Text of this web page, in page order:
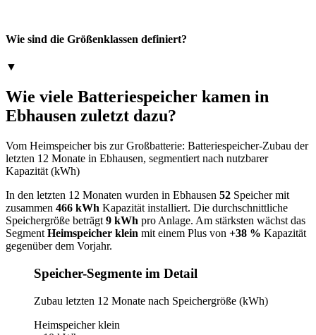
Wie sind die Größenklassen definiert?
▼
Wie viele Batteriespeicher kamen in
Ebhausen zuletzt dazu?
Vom Heimspeicher bis zur Großbatterie: Batteriespeicher-Zubau der
letzten 12 Monate in Ebhausen, segmentiert nach nutzbarer
Kapazität (kWh)
In den letzten 12 Monaten wurden in Ebhausen 52 Speicher mit
zusammen 466 kWh Kapazität installiert. Die durchschnittliche
Speichergröße beträgt 9 kWh pro Anlage. Am stärksten wächst das
Segment Heimspeicher klein mit einem Plus von +38 % Kapazität
gegenüber dem Vorjahr.
Speicher-Segmente im Detail
Zubau letzten 12 Monate nach Speichergröße (kWh)
Heimspeicher klein